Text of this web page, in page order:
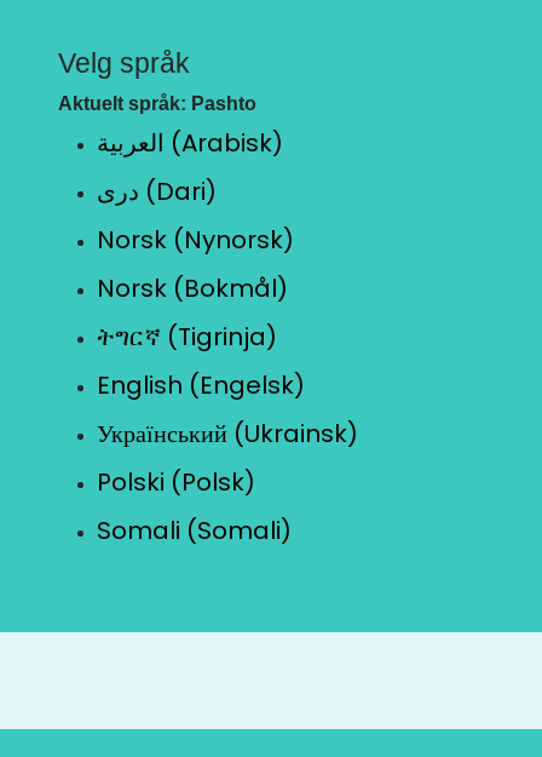
Velg språk
Aktuelt språk: Pashto
العربية (Arabisk)
دری (Dari)
Norsk (Nynorsk)
Norsk (Bokmål)
ትግርኛ (Tigrinja)
English (Engelsk)
Український (Ukrainsk)
Polski (Polsk)
Somali (Somali)